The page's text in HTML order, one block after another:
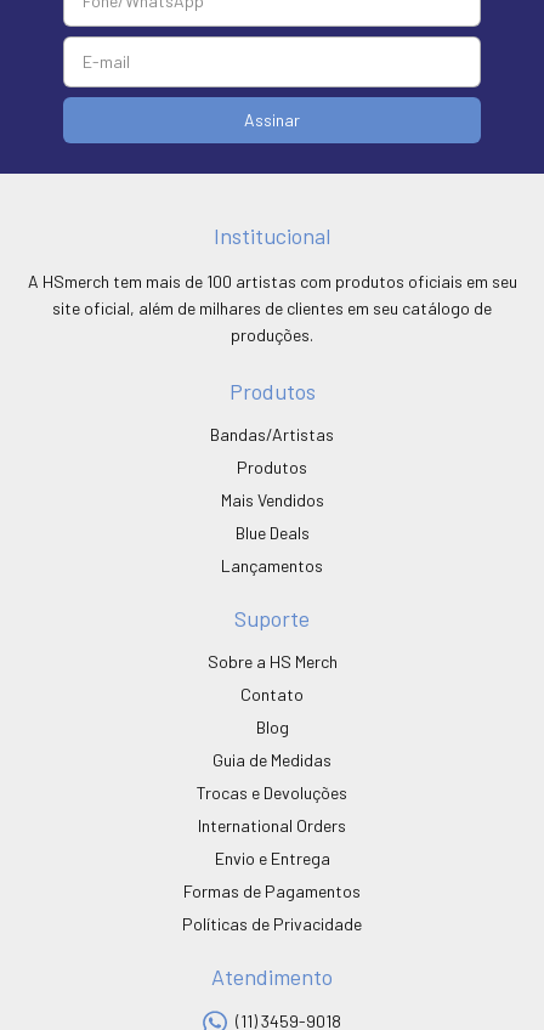
Institucional
A HSmerch tem mais de 100 artistas com produtos oficiais em seu
site oficial, além de milhares de clientes em seu catálogo de
produções.
Produtos
Bandas/Artistas
Produtos
Mais Vendidos
Blue Deals
Lançamentos
Suporte
Sobre a HS Merch
Contato
Blog
Guia de Medidas
Trocas e Devoluções
International Orders
Envio e Entrega
Formas de Pagamentos
Políticas de Privacidade
Atendimento
(11) 3459-9018